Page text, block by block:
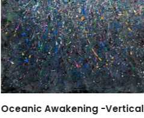
Oceanic Awakening -Vertical